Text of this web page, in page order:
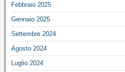
Febbraio 2025
Gennaio 2025
Settembre 2024
Agosto 2024
Luglio 2024